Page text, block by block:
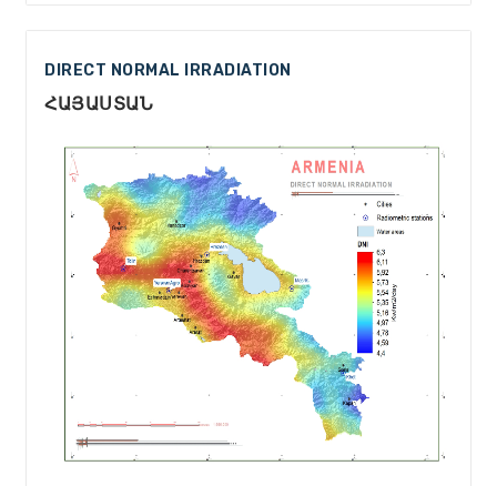
DIRECT NORMAL IRRADIATION
ՀԱՅԱՍՏԱՆ